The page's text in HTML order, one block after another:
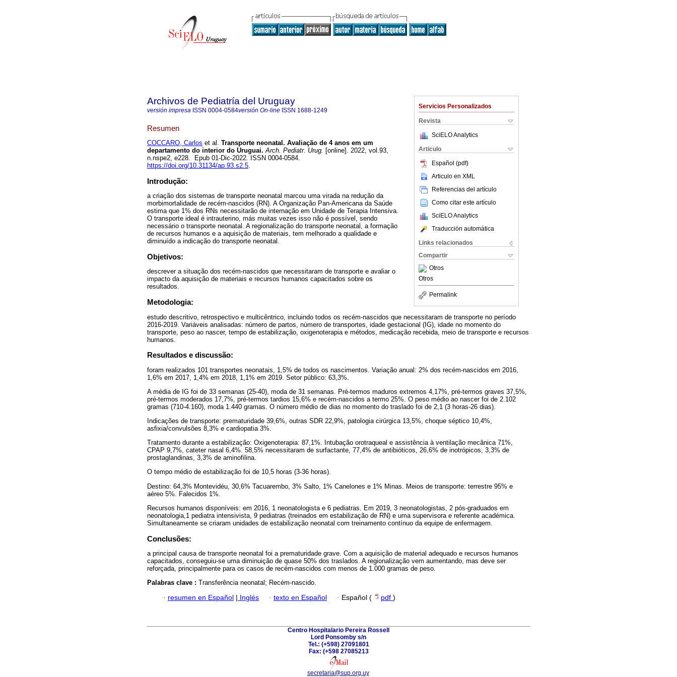
Servicios Personalizados
Revista
SciELO Analytics
Articulo
Español (pdf)
Articulo en XML
Referencias del artículo
Como citar este artículo
SciELO Analytics
Traducción automática
Links relacionados
Compartir
Otros
Otros
Permalink
Archivos de Pediatría del Uruguay
versión impresa ISSN 0004-0584versión On-line ISSN 1688-1249
Resumen
COCCARO, Carlos et al. Transporte neonatal. Avaliação de 4 anos em um
departamento do interior do Uruguai. Arch. Pediatr. Urug. [online]. 2022, vol.93,
n.nspe2, e228. Epub 01-Dic-2022. ISSN 0004-0584.
https://doi.org/10.31134/ap.93.s2.5.
Introdução:
a criação dos sistemas de transporte neonatal marcou uma virada na redução da
morbimortalidade de recém-nascidos (RN). A Organização Pan-Americana da Saúde
estima que 1% dos RNs necessitarão de internação em Unidade de Terapia Intensiva.
O transporte ideal é intrauterino, más muitas vezes isso não é possível, sendo
necessário o transporte neonatal. A regionalização do transporte neonatal, a formação
de recursos humanos e a aquisição de materiais, tem melhorado a qualidade e
diminuído a indicação do transporte neonatal.
Objetivos:
descrever a situação dos recém-nascidos que necessitaram de transporte e avaliar o
impacto da aquisição de materiais e recursos humanos capacitados sobre os
resultados.
Metodologia:
estudo descritivo, retrospectivo e multicêntrico, incluindo todos os recém-nascidos que necessitaram de transporte no período
2016-2019. Variáveis analisadas: número de partos, número de transportes, idade gestacional (IG), idade no momento do
transporte, peso ao nascer, tempo de estabilização, oxigenoterapia e métodos, medicação recebida, meio de transporte e recursos
humanos.
Resultados e discussão:
foram realizados 101 transportes neonatais, 1,5% de todos os nascimentos. Variação anual: 2% dos recém-nascidos em 2016,
1,6% em 2017, 1,4% em 2018, 1,1% em 2019. Setor público: 63,3%.
A média de IG foi de 33 semanas (25-40), moda de 31 semanas. Pré-termos maduros extremos 4,17%, pré-termos graves 37,5%,
pré-termos moderados 17,7%, pré-termos tardios 15,6% e recém-nascidos a termo 25%. O peso médio ao nascer foi de 2.102
gramas (710-4.160), moda 1.440 gramas. O número médio de dias no momento do traslado foi de 2,1 (3 horas-26 dias).
Indicações de transporte: prematuridade 39,6%, outras SDR 22,9%, patologia cirúrgica 13,5%, choque séptico 10,4%,
asfixia/convulsões 8,3% e cardiopatia 3%.
Tratamento durante a estabilização: Oxigenoterapia: 87,1%. Intubação orotraqueal e assistência à ventilação mecânica 71%,
CPAP 9,7%, cateter nasal 6,4%. 58,5% necessitaram de surfactante, 77,4% de antibióticos, 26,6% de inotrópicos, 3,3% de
prostaglandinas, 3,3% de aminofilina.
O tempo médio de estabilização foi de 10,5 horas (3-36 horas).
Destino: 64,3% Montevidéu, 30,6% Tacuarembo, 3% Salto, 1% Canelones e 1% Minas. Meios de transporte: terrestre 95% e
aéreo 5%. Falecidos 1%.
Recursos humanos disponíveis: em 2016, 1 neonatologista e 6 pediatras. Em 2019, 3 neonatologistas, 2 pós-graduados em
neonatologia,1 pediatra intensivista, 9 pediatras (treinados em estabilização de RN) e uma supervisora e referente académica.
Simultaneamente se criaram unidades de estabilização neonatal com treinamento contínuo da equipe de enfermagem.
Conclusões:
a principal causa de transporte neonatal foi a prematuridade grave. Com a aquisição de material adequado e recursos humanos
capacitados, conseguiu-se uma diminuição de quase 50% dos traslados. A regionalização vem aumentando, mas deve ser
reforçada, principalmente para os casos de recém-nascidos com menos de 1.000 gramas de peso.
Palabras clave : Transferência neonatal; Recém-nascido.
· resumen en Español Inglés · texto en Español · Español ( pdf )
Centro Hospitalario Pereira Rossell
Lord Ponsomby s/n
Tel.: (+598) 27091801
Fax: (+598 27085213
secretaria@sup.org.uy